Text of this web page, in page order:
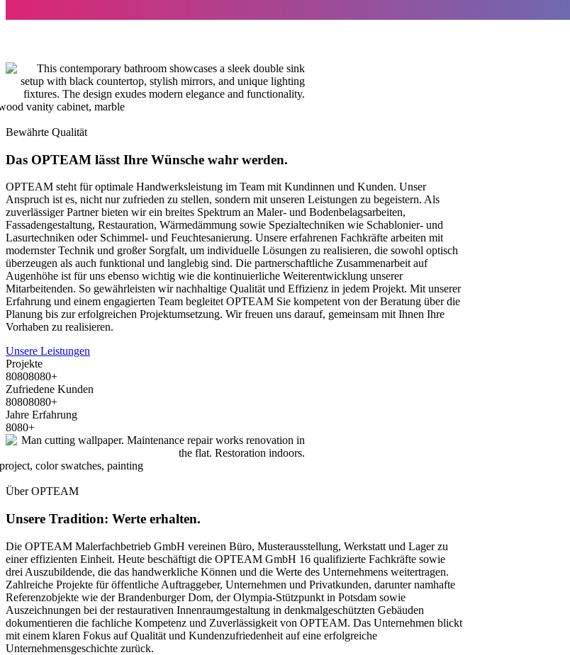
Bewährte Qualität
Das OPTEAM lässt Ihre Wünsche wahr werden.
OPTEAM steht für optimale Handwerksleistung im Team mit Kundinnen und Kunden. Unser
Anspruch ist es, nicht nur zufrieden zu stellen, sondern mit unseren Leistungen zu begeistern. Als
zuverlässiger Partner bieten wir ein breites Spektrum an Maler- und Bodenbelagsarbeiten,
Fassadengestaltung, Restauration, Wärmedämmung sowie Spezialtechniken wie Schablonier- und
Lasurtechniken oder Schimmel- und Feuchtesanierung. Unsere erfahrenen Fachkräfte arbeiten mit
modernster Technik und großer Sorgfalt, um individuelle Lösungen zu realisieren, die sowohl optisch
überzeugen als auch funktional und langlebig sind. Die partnerschaftliche Zusammenarbeit auf
Augenhöhe ist für uns ebenso wichtig wie die kontinuierliche Weiterentwicklung unserer
Mitarbeitenden. So gewährleisten wir nachhaltige Qualität und Effizienz in jedem Projekt. Mit unserer
Erfahrung und einem engagierten Team begleitet OPTEAM Sie kompetent von der Beratung über die
Planung bis zur erfolgreichen Projektumsetzung. Wir freuen uns darauf, gemeinsam mit Ihnen Ihre
Vorhaben zu realisieren.
Unsere Leistungen
Projekte
80808080+
Zufriedene Kunden
80808080+
Jahre Erfahrung
8080+
Über OPTEAM
Unsere Tradition: Werte erhalten.
Die OPTEAM Malerfachbetrieb GmbH vereinen Büro, Musterausstellung, Werkstatt und Lager zu
einer effizienten Einheit. Heute beschäftigt die OPTEAM GmbH 16 qualifizierte Fachkräfte sowie
drei Auszubildende, die das handwerkliche Können und die Werte des Unternehmens weitertragen.
Zahlreiche Projekte für öffentliche Auftraggeber, Unternehmen und Privatkunden, darunter namhafte
Referenzobjekte wie der Brandenburger Dom, der Olympia-Stützpunkt in Potsdam sowie
Auszeichnungen bei der restaurativen Innenraumgestaltung in denkmalgeschützten Gebäuden
dokumentieren die fachliche Kompetenz und Zuverlässigkeit von OPTEAM. Das Unternehmen blickt
mit einem klaren Fokus auf Qualität und Kundenzufriedenheit auf eine erfolgreiche
Unternehmensgeschichte zurück.